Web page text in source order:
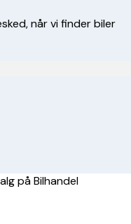
når vi finder biler
på Bilhandel